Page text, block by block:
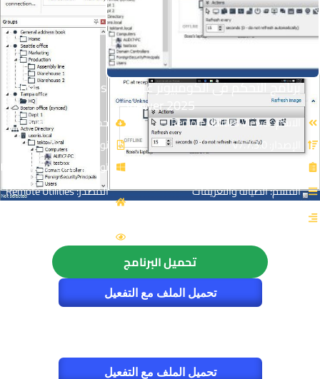
برنامج التحكم فى الكومبيوتر عن بعد | Remote Utilities
Viewer 2025
الاسم: Remote Utilities Viewer
القسم: الصيانة والتعريفات
حجم الملف: 70 MB
نوع الملف: Zip
توافق النواة: 32 & 64-Bit
المصدر: Remote Utilities
تحميل البرنامج
تحميل الملف مع التفعيل
تحميل الملف مع التفعيل